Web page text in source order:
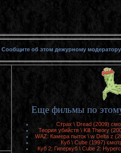
Сообщите об этом дежурному модератору
Еще фильмы по
Страх \ Dread (2009)
Теория убийств \ Kill Theory
WAZ: Камера пыток \ w Delta z
Куб \ Cube (1997)
Куб 2: Гиперкуб \ Cube 2: